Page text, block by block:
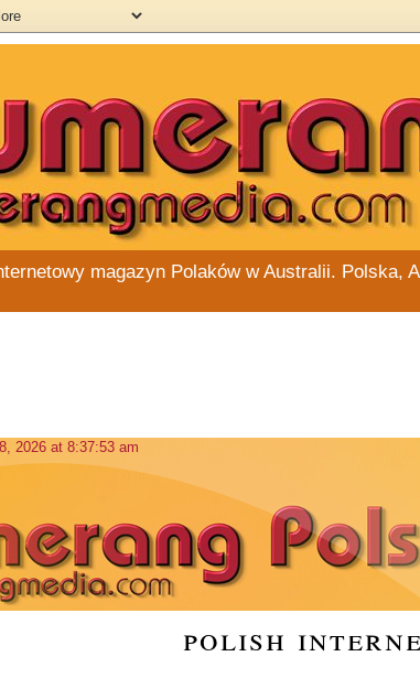
magazyn Polaków w Australii. Polska,
polish